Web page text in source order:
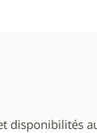
disponibilités